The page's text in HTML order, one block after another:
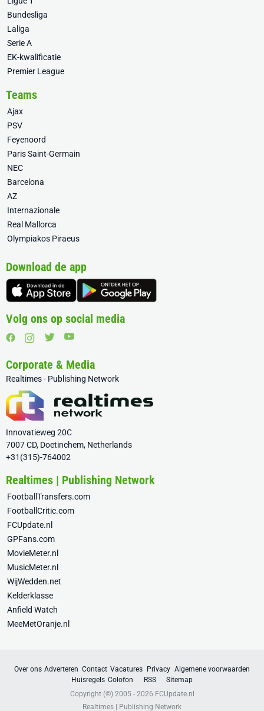
Bundesliga
Laliga
Serie A
EK-kwalificatie
Premier League
Teams
Ajax
PSV
Feyenoord
Paris Saint-Germain
NEC
Barcelona
AZ
Internazionale
Real Mallorca
Olympiakos Piraeus
Download de app
Volg ons op social media
Corporate & Media
Realtimes - Publishing Network
Innovatieweg 20C
7007 CD, Doetinchem, Netherlands
+31(315)-764002
Realtimes | Publishing Network
FootballTransfers.com
FootballCritic.com
FCUpdate.nl
GPFans.com
MovieMeter.nl
MusicMeter.nl
WijWedden.net
Kelderklasse
Anfield Watch
MeeMetOranje.nl
Over ons Adverteren Contact Vacatures Privacy Algemene voorwaarden
Huisregels Colofon RSS
Sitemap
Copyright (©) 2005 - 2026 FCUpdate.nl
Realtimes | Publishing Network